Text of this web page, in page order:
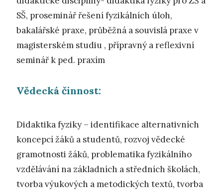
SŠ, proseminář řešení fyzikálních úloh,
bakalářské praxe, průběžná a souvislá praxe v
magisterském studiu , přípravný a reflexivní
seminář k ped. praxím
Vědecká činnost:
Didaktika fyziky – identifikace alternativních
koncepcí žáků a studentů, rozvoj vědecké
gramotnosti žáků, problematika fyzikálního
vzdělávání na základních a středních školách,
tvorba výukových a metodických textů, tvorba